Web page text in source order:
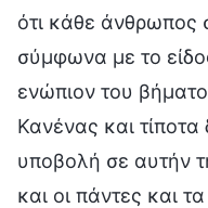
ότι κάθε άνθρωπος
σύμφωνα με το
ενώπιον του
Κανένας και τίποτα
υποβολή σε αυτήν
και οι πάντες και